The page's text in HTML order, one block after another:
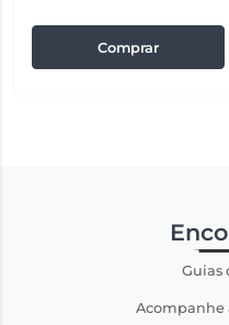
Comprar
Guias
Acompanhe